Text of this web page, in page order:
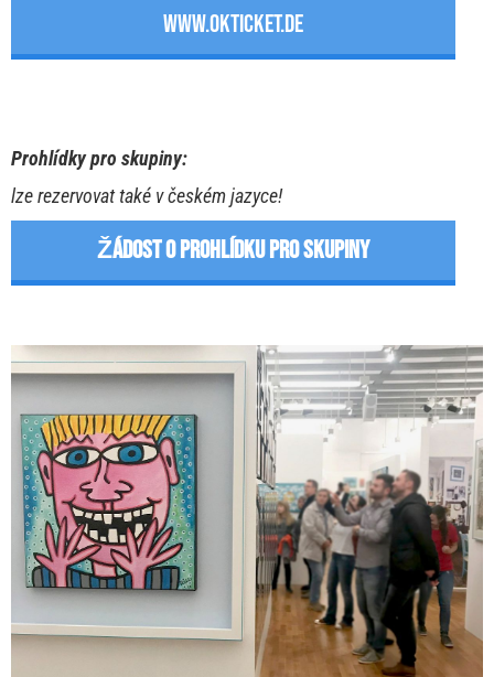
WWW.OKTICKET.DE
Prohlídky pro skupiny:
lze rezervovat také v českém jazyce!
ŽÁDOST O PROHLÍDKU PRO SKUPINY